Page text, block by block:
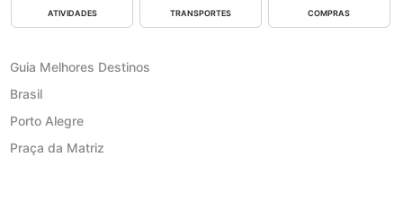
ATIVIDADES TRANSPORTES COMPRAS
Guia Melhores Destinos
Brasil
Porto Alegre
Praça da Matriz